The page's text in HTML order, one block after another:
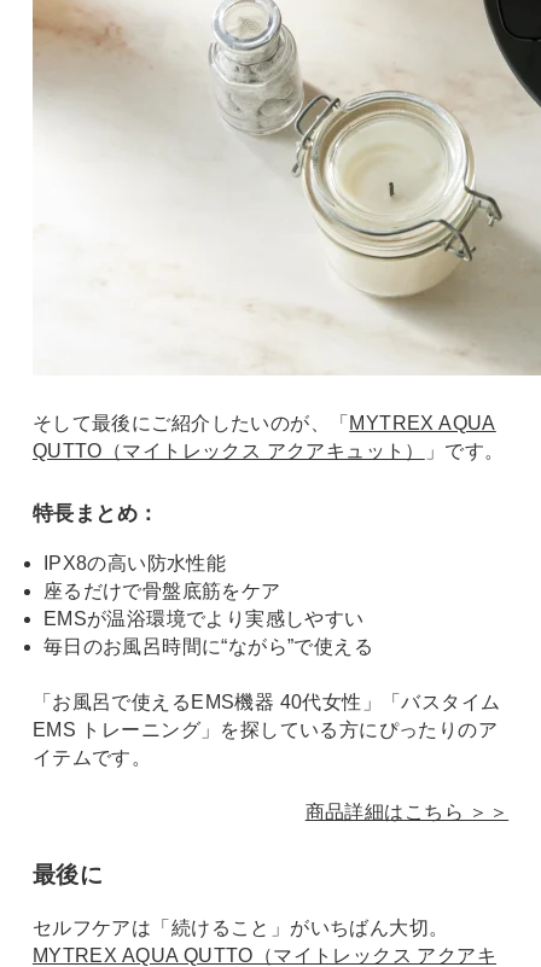
そして最後にご紹介したいのが、「 MYTREX AQUA
QUTTO（マイトレックス アクアキュット）
」です。
特長まとめ：
IPX8の高い防水性能
座るだけで骨盤底筋をケア
EMSが温浴環境でより実感しやすい
毎日のお風呂時間に“ながら”で使える
「お風呂で使えるEMS機器 40代女性」「バスタイム
EMS トレーニング」を探している方にぴったりのア
イテムです。
商品詳細はこちら ＞＞
最後に
セルフケアは「続けること」がいちばん大切。
MYTREX AQUA QUTTO（マイトレックス アクアキ